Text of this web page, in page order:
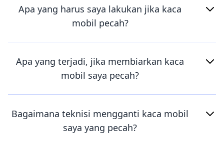
Apa yang harus saya lakukan jika kaca
mobil pecah?
Apa yang terjadi, jika membiarkan kaca
mobil saya pecah?
Bagaimana teknisi mengganti kaca mobil
saya yang pecah?